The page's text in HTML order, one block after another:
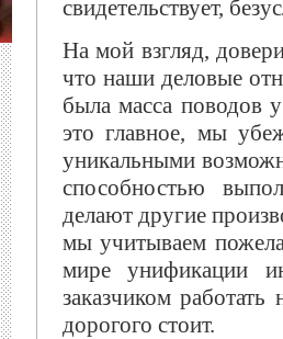
свидетельствует,
На мой взгляд,
что наши деловые
была масса поводов
это главное, мы
уникальными
способностью
делают другие
мы учитываем
мире унификации
заказчиком
дорогого стоит.